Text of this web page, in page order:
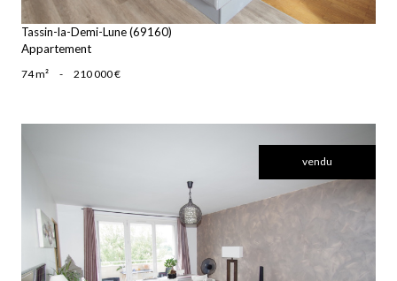
Tassin-la-Demi-Lune (69160)
Appartement
74 m² - 210 000 €
vendu
voir le bien